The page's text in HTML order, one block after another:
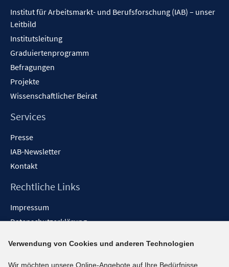
Institut für Arbeitsmarkt- und Berufsforschung (IAB) – unser
Leitbild
Institutsleitung
Graduiertenprogramm
Befragungen
Projekte
Wissenschaftlicher Beirat
Services
Presse
IAB-Newsletter
Kontakt
Rechtliche Links
Impressum
Datenschutzerklärung
Barrieren melden
Verwendung von Cookies und anderen Technologien
Wir möchten unsere Online-Angebote auf Ihre Bedürfnisse